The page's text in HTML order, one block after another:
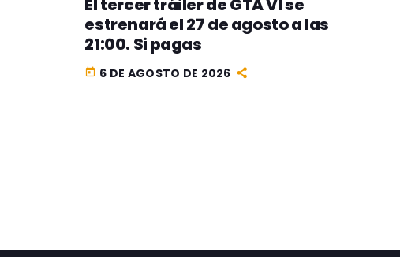
estrenará el 27 de agosto a las
21:00. Si pagas
today 6 DE AGOSTO DE 2026